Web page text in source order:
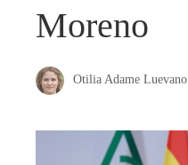
Moreno
Otilia Adame Luevano